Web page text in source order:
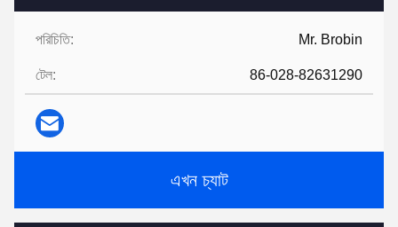
পরিচিতি: Mr. Brobin
টেল: 86-028-82631290
এখন চ্যাট